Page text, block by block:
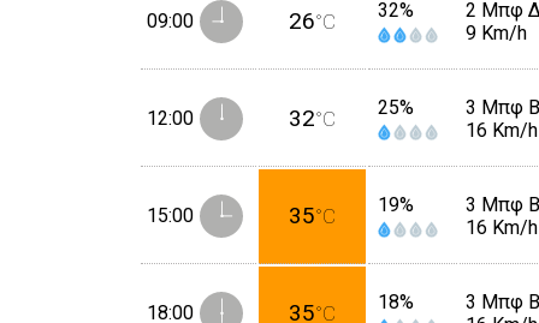
09:00 26°C 32%
2 Μπφ
9 Km/h
12:00 32°C 25%
3 Μπφ B
16 Km/h
15:00 35°C 19%
3 Μπφ B
16 Km/h
18:00 35°C 18%
3 Μπφ B